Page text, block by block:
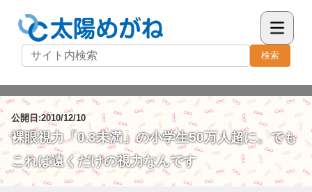
検索
公開日:2010/12/10
裸眼視力「0.3未満」の小学生50万人超に。でも
これは遠くだけの視力なんです